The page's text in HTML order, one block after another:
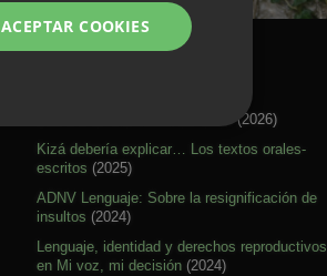
(2026)
Kizá debería explicar… Los textos orales-
escritos (2025)
ADNV Lenguaje: Sobre la resignificación de
insultos (2024)
Lenguaje, identidad y derechos reproductivos
en Mi voz, mi decisión (2024)
ACEPTAR COOKIES